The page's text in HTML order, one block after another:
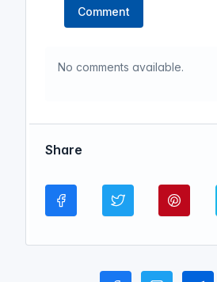
Comment
No comments available.
Share